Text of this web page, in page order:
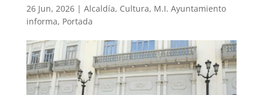
26 Jun, 2026| Alcaldía, Cultura, M.I. Ayuntamiento
informa, Portada